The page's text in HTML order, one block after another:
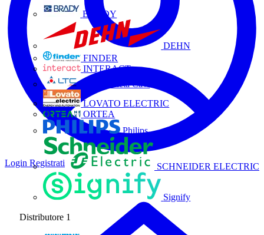
BRADY
DEHN
FINDER
INTERACT
La Triveneta Cavi
LOVATO ELECTRIC
ORTEA
Philips
SCHNEIDER ELECTRIC
Signify
Distributore 1
Login Registrati